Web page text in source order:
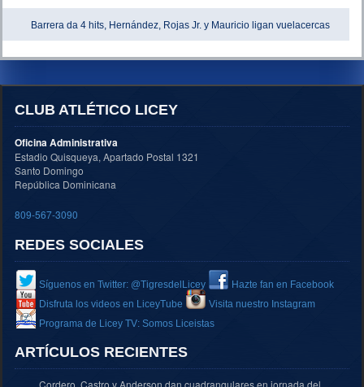
Barrera da 4 hits, Hernández, Rojas Jr. y Mauricio ligan vuelacercas
CLUB ATLÉTICO LICEY
Oficina Administrativa
Estadio Quisqueya, Apartado Postal 1321
Santo Domingo
República Dominicana
809-567-3090
REDES SOCIALES
Síguenos en Twitter: @TigresdelLicey
Hazte fan en Facebook
Disfruta los videos en LiceyTube
Visita nuestro Instagram
Programa de Licey TV: Somos Liceistas
ARTÍCULOS RECIENTES
Cordero, Castro y Anderson dan cuadrangulares en jornada del